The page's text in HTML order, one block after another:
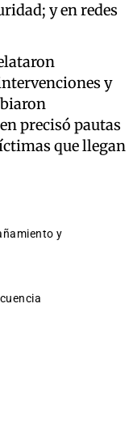
y en redes
y
precisó pautas
que llegan